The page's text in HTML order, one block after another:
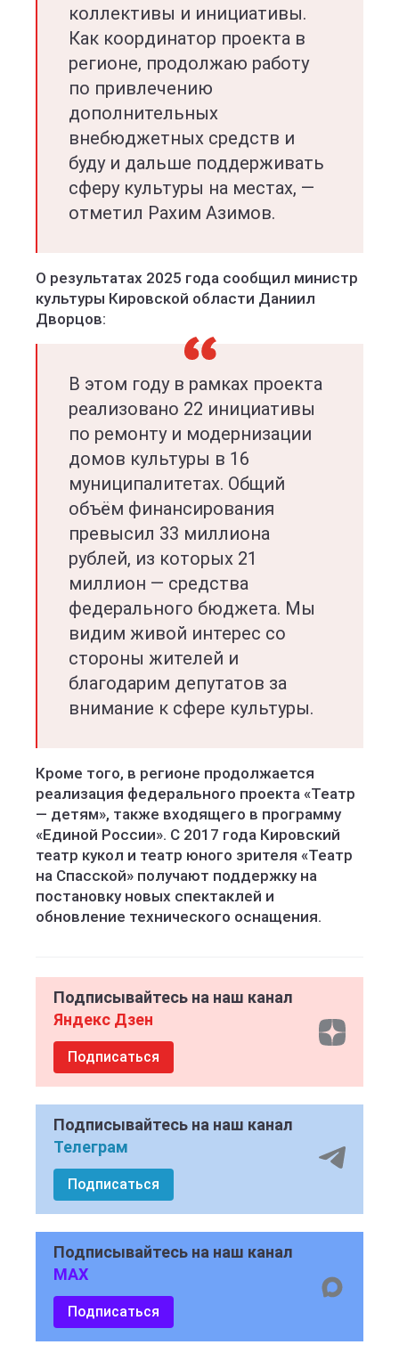
коллективы и инициативы.
Как координатор проекта в
регионе, продолжаю работу
по привлечению
дополнительных
внебюджетных средств и
буду и дальше поддерживать
сферу культуры на местах, —
отметил Рахим Азимов.
О результатах 2025 года сообщил министр
культуры Кировской области Даниил
Дворцов:
В этом году в рамках проекта
реализовано 22 инициативы
по ремонту и модернизации
домов культуры в 16
муниципалитетах. Общий
объём финансирования
превысил 33 миллиона
рублей, из которых 21
миллион — средства
федерального бюджета. Мы
видим живой интерес со
стороны жителей и
благодарим депутатов за
внимание к сфере культуры.
Кроме того, в регионе продолжается
реализация федерального проекта «Театр
— детям», также входящего в программу
«Единой России». С 2017 года Кировский
театр кукол и театр юного зрителя «Театр
на Спасской» получают поддержку на
постановку новых спектаклей и
обновление технического оснащения.
Подписывайтесь на наш канал
Яндекс Дзен
Подписаться
Подписывайтесь на наш канал
Телеграм
Подписаться
Подписывайтесь на наш канал
MAX
Подписаться